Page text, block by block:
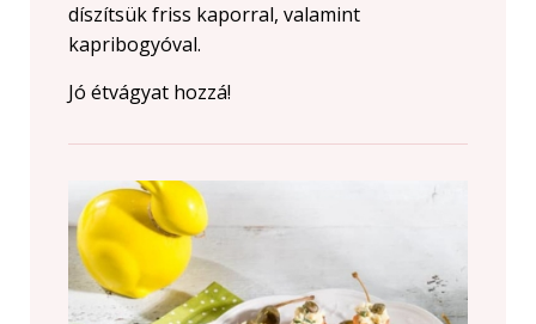
díszítsük friss kaporral, valamint
kapribogyóval.
Jó étvágyat hozzá!